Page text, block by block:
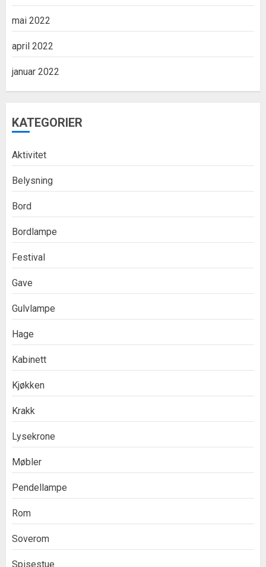
mai 2022
april 2022
januar 2022
KATEGORIER
Aktivitet
Belysning
Bord
Bordlampe
Festival
Gave
Gulvlampe
Hage
Kabinett
Kjøkken
Krakk
Lysekrone
Møbler
Pendellampe
Rom
Soverom
Spisestue